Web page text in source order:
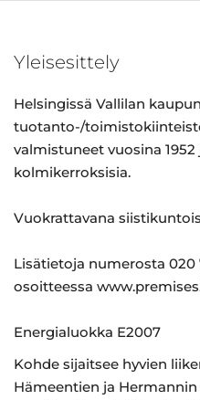
Yleisesittely
Helsingissä Vallilan
tuotanto-/
valmistuneet vuosina 1952
kolmikerroksisia.
Vuokrattavana
Lisätietoja numerosta 020
osoitteessa
Energialuokka E2007
Kohde sijaitsee hyvien
Hämeentien ja